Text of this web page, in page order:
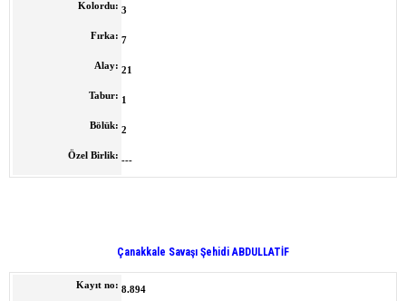
Kolordu: 3
Fırka: 7
Alay: 21
Tabur: 1
Bölük: 2
Özel Birlik: ---
Çanakkale Savaşı Şehidi ABDULLATİF
Kayıt no: 8.894